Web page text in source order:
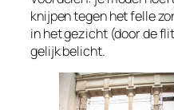
knijpen tegen het felle
in het gezicht (door de
gelijk belicht.